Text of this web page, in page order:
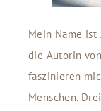
Mein Name ist
die Autorin
faszinieren
Menschen.